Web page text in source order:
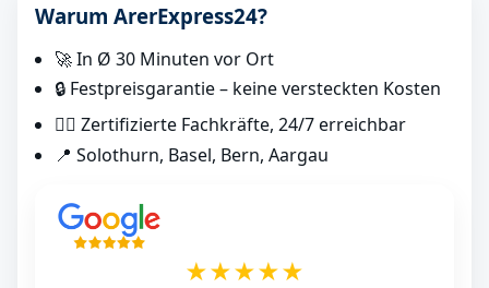
Warum ArerExpress24?
🚀 In Ø 30 Minuten vor Ort
🔒 Festpreisgarantie – keine versteckten Kosten
👷‍♂️ Zertifizierte Fachkräfte, 24/7 erreichbar
📍 Solothurn, Basel, Bern, Aargau
★★★★★